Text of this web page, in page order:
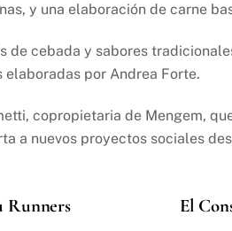
y una elaboración de carne
cebada y sabores
por Andrea Forte.
copropietaria de Mengem,
a nuevos proyectos sociales
Runners
El